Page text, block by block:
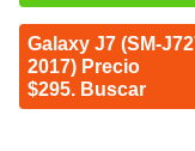
Galaxy J7 (SM-
2017) Precio
$295. Buscar